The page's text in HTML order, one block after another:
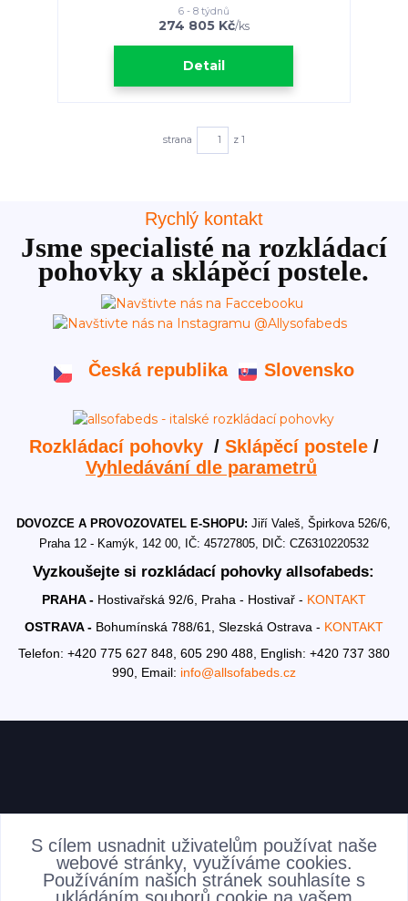
274 805 Kč/ks
6 - 8 týdnů
Detail
strana z 1
Rychlý kontakt
Jsme specialisté na rozkládací
pohovky a sklápěcí postele.
Česká republika Slovensko
Rozkládací pohovky / Sklápěcí postele/
Vyhledávání dle parametrů
DOVOZCE A PROVOZOVATEL E-SHOPU:Jiří Valeš, Špirkova 526/6,
Praha 12 - Kamýk, 142 00, IČ: 45727805, DIČ: CZ6310220532
Vyzkoušejte si rozkládací pohovky allsofabeds:
PRAHA - Hostivařská 92/6, Praha - Hostivař - KONTAKT
OSTRAVA - Bohumínská 788/61, Slezská Ostrava - KONTAKT
Telefon: +420 775 627 848, 605 290 488, English: +420 737 380
990, Email: info@allsofabeds.cz
AKTUALITY
S cílem usnadnit uživatelům používat naše
webové stránky, využíváme cookies.
Používáním našich stránek souhlasíte s